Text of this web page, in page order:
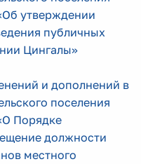
утверждении
публичных
Цингалы»
и дополнений в
поселения
Порядке
должности
местного